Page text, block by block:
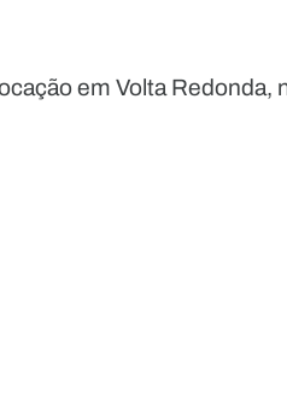
em Volta Redonda,